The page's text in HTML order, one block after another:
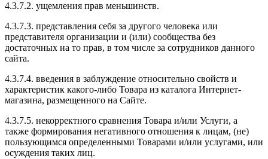
4.3.7.2. ущемления прав меньшинств.
4.3.7.3. представления себя за другого человека или
представителя организации и (или) сообщества без
достаточных на то прав, в том числе за сотрудников данного
сайта.
4.3.7.4. введения в заблуждение относительно свойств и
характеристик какого-либо Товара из каталога Интернет-
магазина, размещенного на Сайте.
4.3.7.5. некорректного сравнения Товара и/или Услуги, а
также формирования негативного отношения к лицам, (не)
пользующимся определенными Товарами и/или услугами, или
осуждения таких лиц.